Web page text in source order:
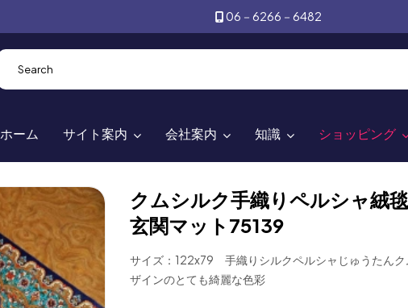
06－6266－6482
ホーム サイト案内 会社案内 知識 ショッピング
クムシルク手織りペルシャ絨
玄関マット75139
サイズ：122x79 手織りシルクペルシャじゅうたんク
ザインのとても綺麗な色彩